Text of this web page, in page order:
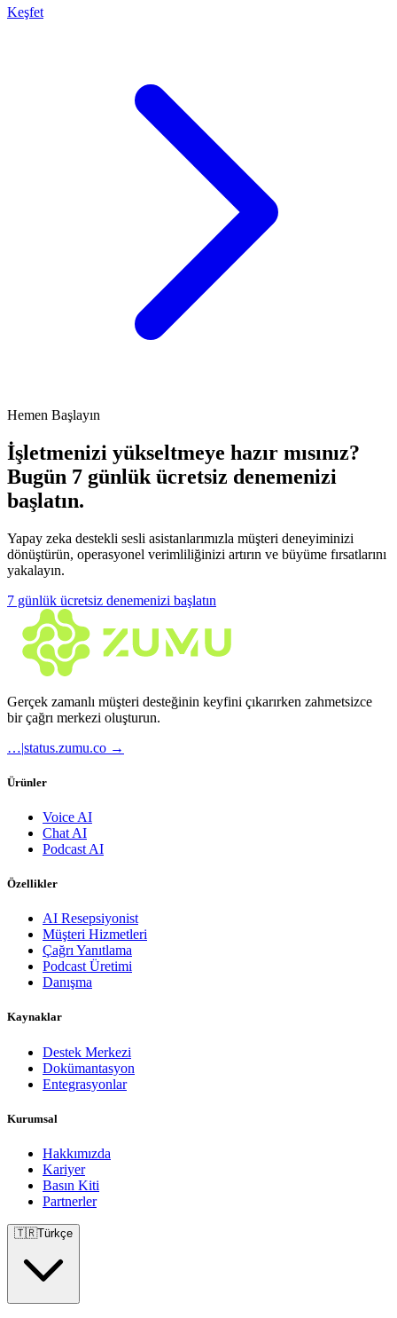
Keşfet
Hemen Başlayın
İşletmenizi yükseltmeye hazır mısınız?
Bugün 7 günlük ücretsiz denemenizi
başlatın.
Yapay zeka destekli sesli asistanlarımızla müşteri deneyiminizi
dönüştürün, operasyonel verimliliğinizi artırın ve büyüme fırsatlarını
yakalayın.
7 günlük ücretsiz denemenizi başlatın
Gerçek zamanlı müşteri desteğinin keyfini çıkarırken zahmetsizce
bir çağrı merkezi oluşturun.
…|status.zumu.co →
Ürünler
Voice AI
Chat AI
Podcast AI
Özellikler
AI Resepsiyonist
Müşteri Hizmetleri
Çağrı Yanıtlama
Podcast Üretimi
Danışma
Kaynaklar
Destek Merkezi
Dokümantasyon
Entegrasyonlar
Kurumsal
Hakkımızda
Kariyer
Basın Kiti
Partnerler
🇹🇷Türkçe